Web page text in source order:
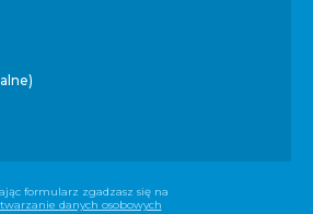
formularz zgadzasz się na
danych osobowych